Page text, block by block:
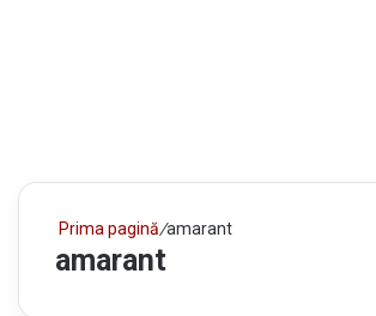
Prima pagină/amarant
amarant